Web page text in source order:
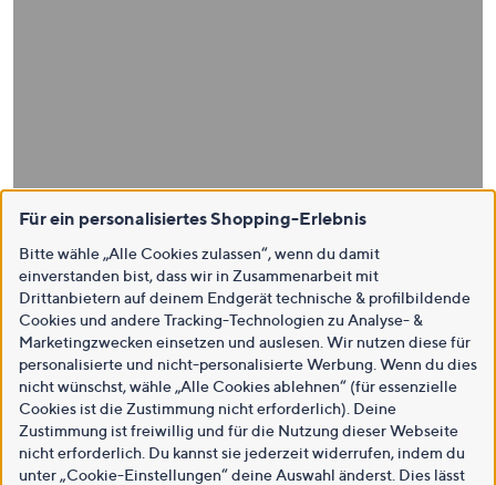
Für ein personalisiertes Shopping-Erlebnis
Bitte wähle „Alle Cookies zulassen“, wenn du damit
einverstanden bist, dass wir in Zusammenarbeit mit
Drittanbietern auf deinem Endgerät technische & profilbildende
Cookies und andere Tracking-Technologien zu Analyse- &
Marketingzwecken einsetzen und auslesen. Wir nutzen diese für
personalisierte und nicht-personalisierte Werbung. Wenn du dies
nicht wünschst, wähle „Alle Cookies ablehnen“ (für essenzielle
Cookies ist die Zustimmung nicht erforderlich). Deine
Zustimmung ist freiwillig und für die Nutzung dieser Webseite
nicht erforderlich. Du kannst sie jederzeit widerrufen, indem du
unter „Cookie-Einstellungen“ deine Auswahl änderst. Dies lässt